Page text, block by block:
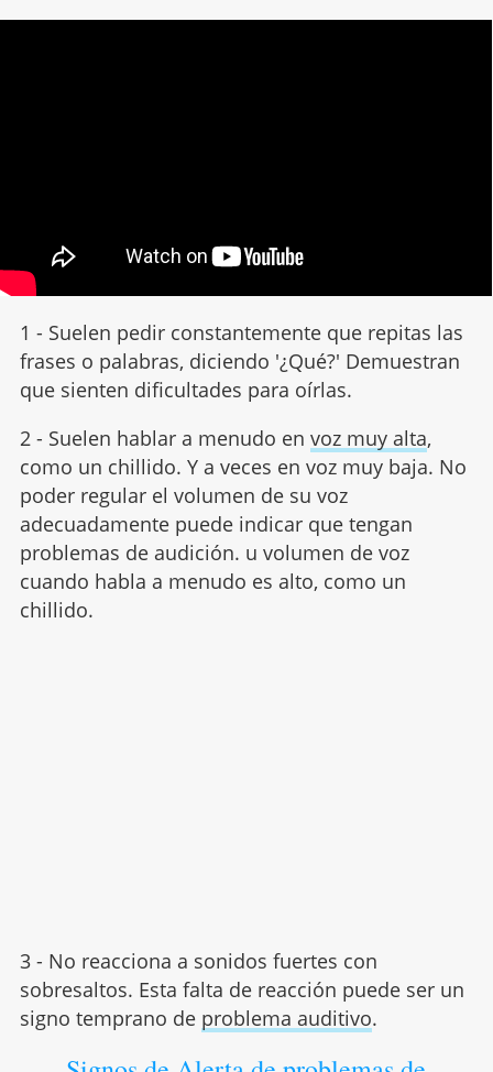
1 - Suelen pedir constantemente que repitas las
frases o palabras, diciendo '¿Qué?' Demuestran
que sienten dificultades para oírlas.
2 - Suelen hablar a menudo en voz muy alta,
como un chillido. Y a veces en voz muy baja. No
poder regular el volumen de su voz
adecuadamente puede indicar que tengan
problemas de audición. u volumen de voz
cuando habla a menudo es alto, como un
chillido.
3 - No reacciona a sonidos fuertes con
sobresaltos. Esta falta de reacción puede ser un
signo temprano de problema auditivo.